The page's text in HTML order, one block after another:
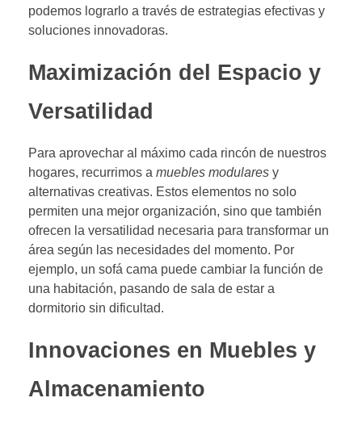
podemos lograrlo a través de estrategias efectivas y
soluciones innovadoras.
Maximización del Espacio y
Versatilidad
Para aprovechar al máximo cada rincón de nuestros
hogares, recurrimos a muebles modulares y
alternativas creativas. Estos elementos no solo
permiten una mejor organización, sino que también
ofrecen la versatilidad necesaria para transformar un
área según las necesidades del momento. Por
ejemplo, un sofá cama puede cambiar la función de
una habitación, pasando de sala de estar a
dormitorio sin dificultad.
Innovaciones en Muebles y
Almacenamiento